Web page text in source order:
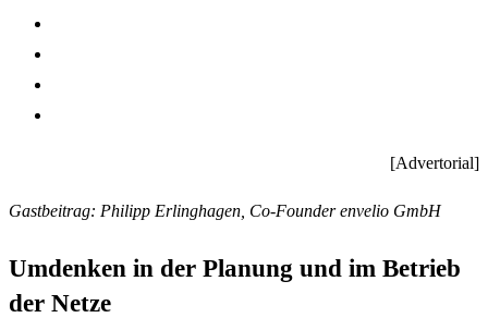
[Advertorial]
Gastbeitrag: Philipp Erlinghagen, Co-Founder envelio GmbH
Umdenken in der Planung und im Betrieb
der Netze